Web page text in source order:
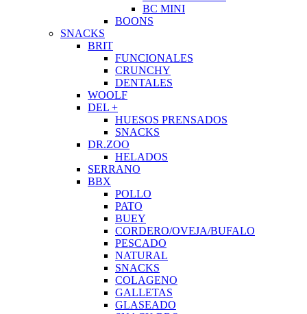
BC MINI
BOONS
SNACKS
BRIT
FUNCIONALES
CRUNCHY
DENTALES
WOOLF
DEL +
HUESOS PRENSADOS
SNACKS
DR.ZOO
HELADOS
SERRANO
BBX
POLLO
PATO
BUEY
CORDERO/OVEJA/BUFALO
PESCADO
NATURAL
SNACKS
COLAGENO
GALLETAS
GLASEADO